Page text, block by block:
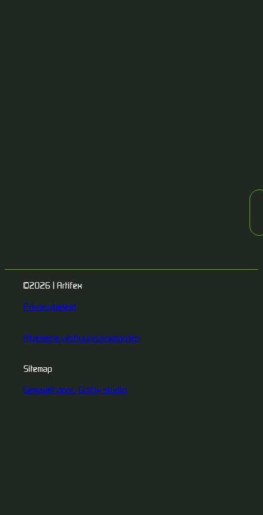
©2026 | Artifex
Privacybeleid
Algemene verhuurvoorwaarden
Sitemap
Gemaakt door: Grafix studio